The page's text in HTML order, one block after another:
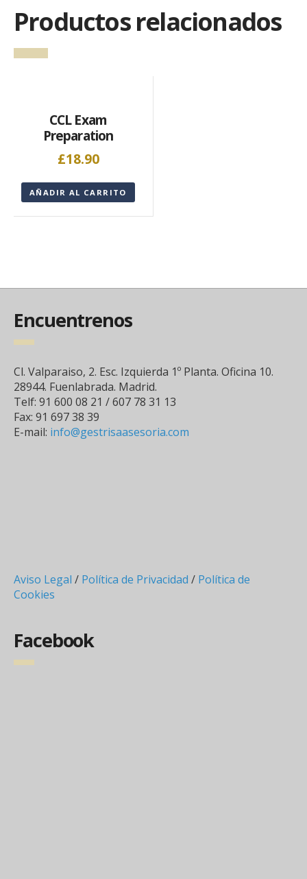
Productos relacionados
CCL Exam
Preparation
£18.90
AÑADIR AL CARRITO
Encuentrenos
Cl. Valparaiso, 2. Esc. Izquierda 1º Planta. Oficina 10.
28944. Fuenlabrada. Madrid.
Telf: 91 600 08 21 / 607 78 31 13
Fax: 91 697 38 39
E-mail: info@gestrisaasesoria.com
Aviso Legal / Política de Privacidad / Política de
Cookies
Facebook